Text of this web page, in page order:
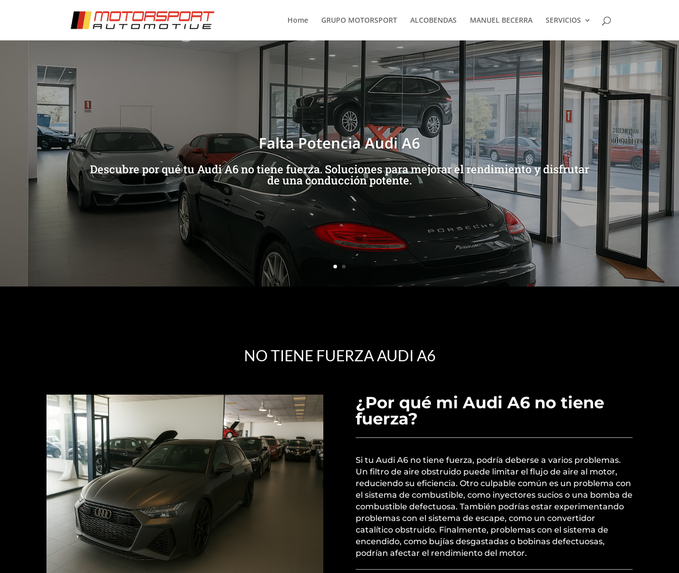
Home GRUPO MOTORSPORT ALCOBENDAS MANUEL BECERRA SERVICIOS
Falta Potencia Audi A6
Descubre por qué tu Audi A6 no tiene fuerza. Soluciones para mejorar el rendimiento y disfrutar
de una conducción potente.
NO TIENE FUERZA AUDI A6
¿Por qué mi Audi A6 no tiene
fuerza?
Si tu Audi A6 no tiene fuerza, podría deberse a varios problemas.
Un filtro de aire obstruido puede limitar el flujo de aire al motor,
reduciendo su eficiencia. Otro culpable común es un problema con
el sistema de combustible, como inyectores sucios o una bomba de
combustible defectuosa. También podrías estar experimentando
problemas con el sistema de escape, como un convertidor
catalítico obstruido. Finalmente, problemas con el sistema de
encendido, como bujías desgastadas o bobinas defectuosas,
podrían afectar el rendimiento del motor.